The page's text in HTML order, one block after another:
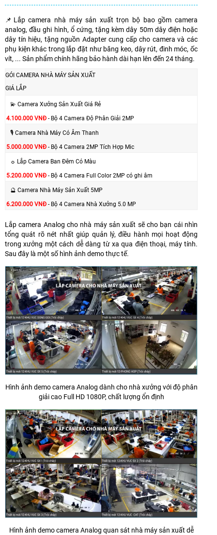
📌Lắp camera nhà máy sản xuất trọn bộ bao gồm camera
analog, đầu ghi hình, ổ cứng, tặng kèm dây 50m dây điện hoặc
dây tín hiệu, tặng nguồn Adapter cung cấp cho camera và các
phụ kiện khác trong lắp đặt như băng keo, dây rút, đinh móc, ốc
vít, ... Sản phẩm chính hãng bảo hành dài hạn lên đến 24 tháng.
GÓI CAMERA NHÀ MÁY SẢN XUẤT
GIÁ LẮP
💫 Camera Xưởng Sản Xuất Giá Rẻ
4.100.000 VNĐ - Bộ 4 Camera Độ Phân Giải 2MP
🎙 Camera Nhà Máy Có Âm Thanh
5.000.000 VNĐ - Bộ 4 Camera 2MP Tích Hợp Mic
☼ Lắp Camera Ban Đêm Có Màu
5.200.000 VNĐ - Bộ 4 Camera Full Color 2MP có ghi âm
🔮 Camera Nhà Máy Sản Xuất 5MP
6.200.000 VNĐ - Bộ 4 Camera Nhà Xưởng 5.0 MP
Lắp camera Analog cho nhà máy sản xuất sẽ cho bạn cái nhìn
tổng quát rõ nét nhất giúp quản lý, điều hành mọi hoạt động
trong xưởng một cách dễ dàng từ xa qua điện thoại, máy tính.
Sau đây là một số hình ảnh demo thực tế.
Hình ảnh demo camera Analog dành cho nhà xưởng với độ phân
giải cao Full HD 1080P, chất lượng ổn định
Hình ảnh demo camera Analog quan sát nhà máy sản xuất dễ